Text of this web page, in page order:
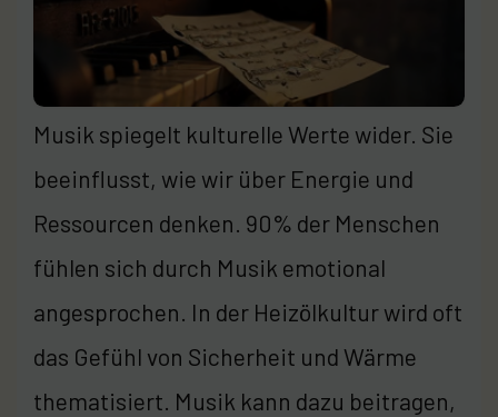
Musik spiegelt kulturelle Werte wider. Sie
beeinflusst, wie wir über Energie und
Ressourcen denken. 90% der Menschen
fühlen sich durch Musik emotional
angesprochen. In der Heizölkultur wird oft
das Gefühl von Sicherheit und Wärme
thematisiert. Musik kann dazu beitragen,